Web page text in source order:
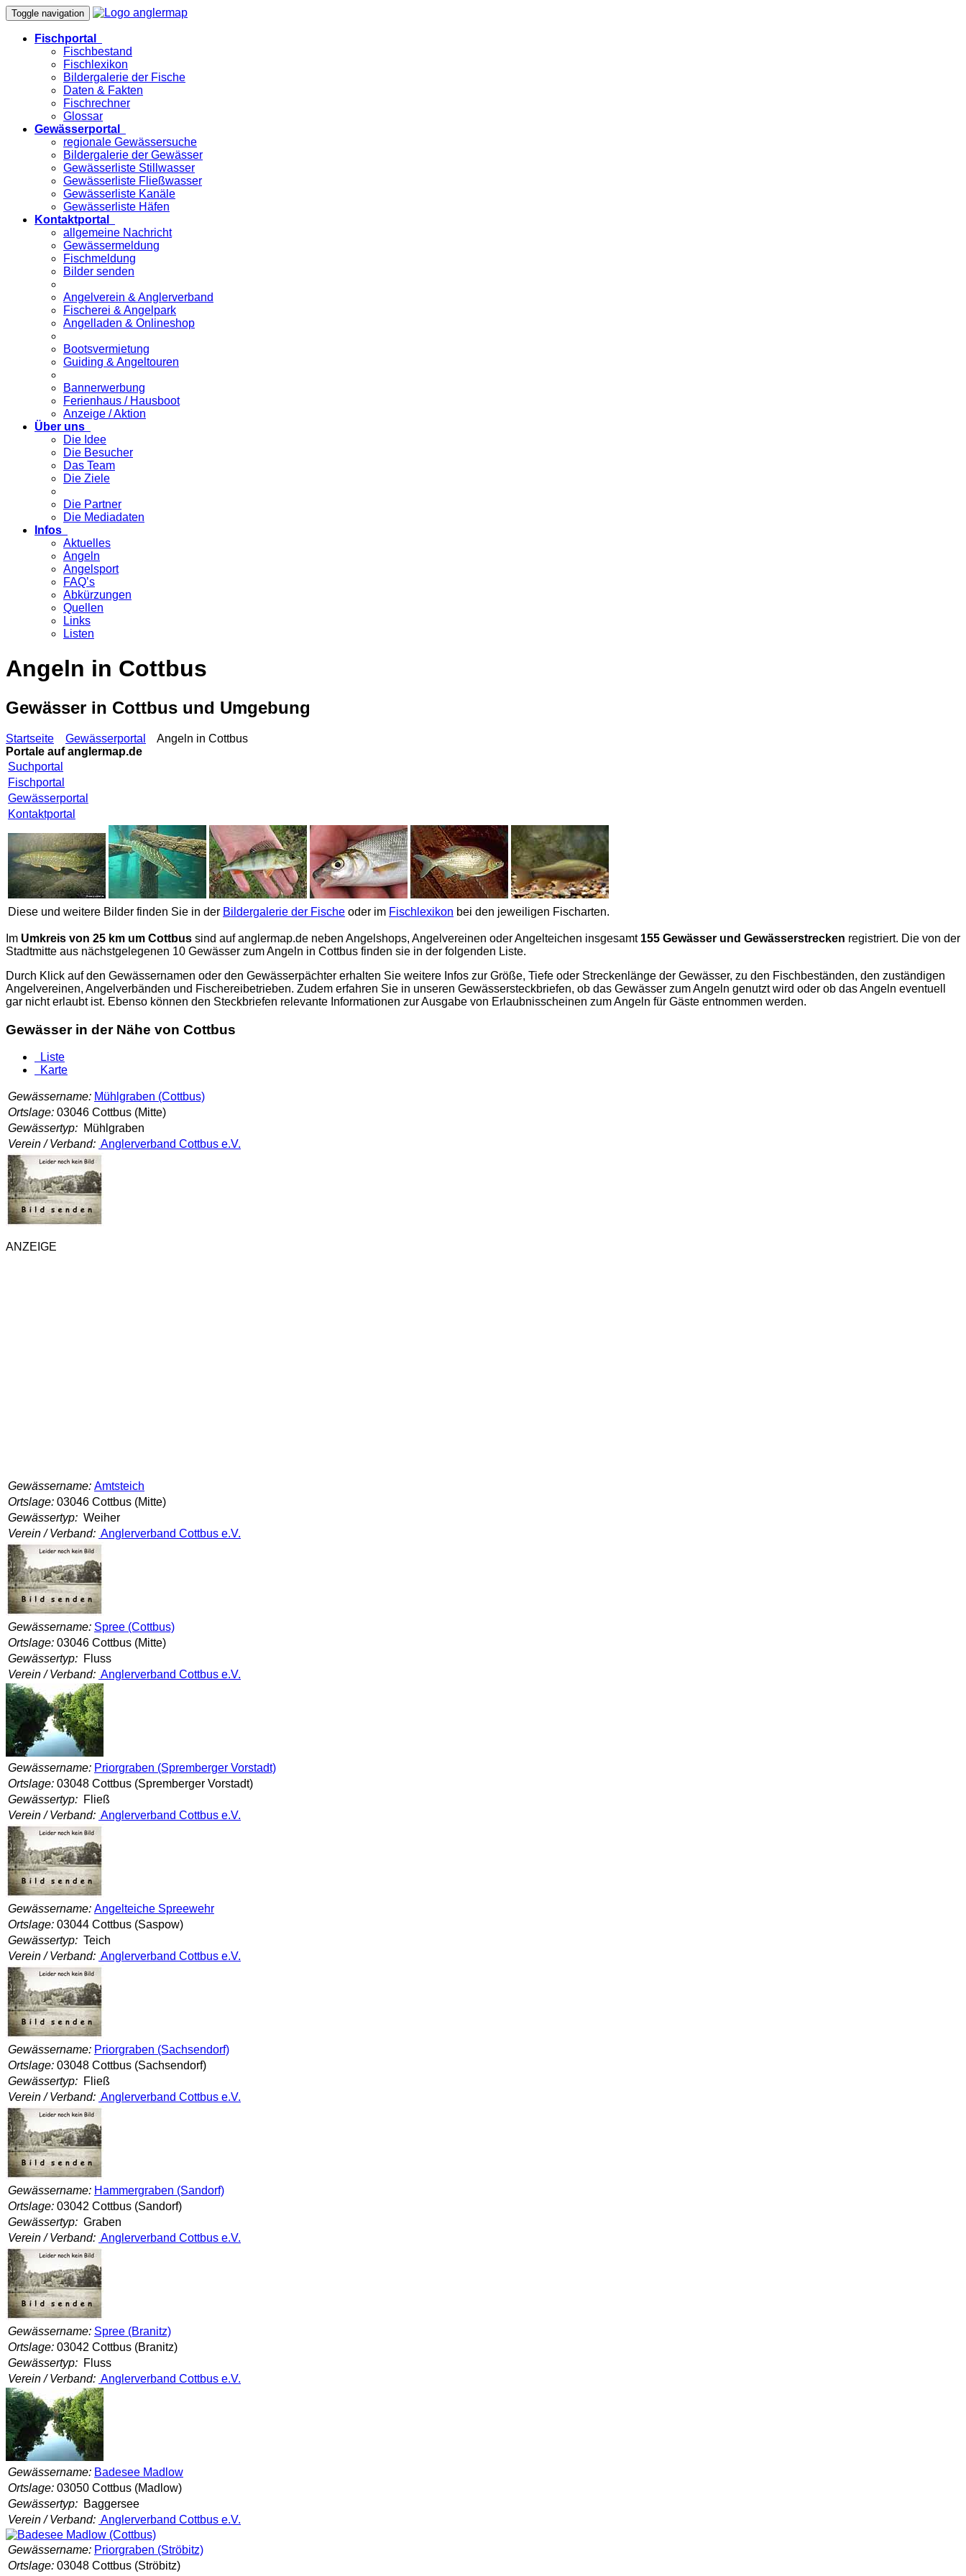
Toggle navigation
Fischportal
Fischbestand
Fischlexikon
Bildergalerie der Fische
Daten & Fakten
Fischrechner
Glossar
Gewässerportal
regionale Gewässersuche
Bildergalerie der Gewässer
Gewässerliste Stillwasser
Gewässerliste Fließwasser
Gewässerliste Kanäle
Gewässerliste Häfen
Kontaktportal
allgemeine Nachricht
Gewässermeldung
Fischmeldung
Bilder senden
Angelverein & Anglerverband
Fischerei & Angelpark
Angelladen & Onlineshop
Bootsvermietung
Guiding & Angeltouren
Bannerwerbung
Ferienhaus / Hausboot
Anzeige / Aktion
Über uns
Die Idee
Die Besucher
Das Team
Die Ziele
Die Partner
Die Mediadaten
Infos
Aktuelles
Angeln
Angelsport
FAQ’s
Abkürzungen
Quellen
Links
Listen
Angeln in Cottbus
Gewässer in Cottbus und Umgebung
Startseite Gewässerportal
Angeln in Cottbus
Portale aufanglermap.de
Suchportal
Fischportal
Gewässerportal
Kontaktportal
Diese und weitere Bilder finden Sie in der Bildergalerie der Fische oder im Fischlexikon bei den jeweiligen Fischarten.
Im Umkreis von 25 km um Cottbus sind aufanglermap.de neben Angelshops, Angelvereinen oder Angelteichen insgesamt 155 Gewässer und Gewässerstrecken registriert. Die von der
Stadtmitte aus nächstgelegenen 10 Gewässer zum Angeln in Cottbus finden sie in der folgenden Liste.
Durch Klick auf den Gewässernamen oder den Gewässerpächter erhalten Sie weitere Infos zur Größe, Tiefe oder Streckenlänge der Gewässer, zu den Fischbeständen, den zuständigen
Angelvereinen, Angelverbänden und Fischereibetrieben. Zudem erfahren Sie in unseren Gewässersteckbriefen, ob das Gewässer zum Angeln genutzt wird oder ob das Angeln eventuell
gar nicht erlaubt ist. Ebenso können den Steckbriefen relevante Informationen zur Ausgabe von Erlaubnisscheinen zum Angeln für Gäste entnommen werden.
Gewässer in der Nähe von Cottbus
Liste
Karte
Gewässername: Mühlgraben (Cottbus)
Ortslage: 03046 Cottbus (Mitte)
Gewässertyp: Mühlgraben
Verein / Verband: Anglerverband Cottbus e.V.
ANZEIGE
Gewässername: Amtsteich
Ortslage: 03046 Cottbus (Mitte)
Gewässertyp: Weiher
Verein / Verband: Anglerverband Cottbus e.V.
Gewässername: Spree (Cottbus)
Ortslage: 03046 Cottbus (Mitte)
Gewässertyp: Fluss
Verein / Verband: Anglerverband Cottbus e.V.
Gewässername: Priorgraben (Spremberger Vorstadt)
Ortslage: 03048 Cottbus (Spremberger Vorstadt)
Gewässertyp: Fließ
Verein / Verband: Anglerverband Cottbus e.V.
Gewässername: Angelteiche Spreewehr
Ortslage: 03044 Cottbus (Saspow)
Gewässertyp: Teich
Verein / Verband: Anglerverband Cottbus e.V.
Gewässername: Priorgraben (Sachsendorf)
Ortslage: 03048 Cottbus (Sachsendorf)
Gewässertyp: Fließ
Verein / Verband: Anglerverband Cottbus e.V.
Gewässername: Hammergraben (Sandorf)
Ortslage: 03042 Cottbus (Sandorf)
Gewässertyp: Graben
Verein / Verband: Anglerverband Cottbus e.V.
Gewässername: Spree (Branitz)
Ortslage: 03042 Cottbus (Branitz)
Gewässertyp: Fluss
Verein / Verband: Anglerverband Cottbus e.V.
Gewässername: Badesee Madlow
Ortslage: 03050 Cottbus (Madlow)
Gewässertyp: Baggersee
Verein / Verband: Anglerverband Cottbus e.V.
Gewässername: Priorgraben (Ströbitz)
Ortslage: 03048 Cottbus (Ströbitz)